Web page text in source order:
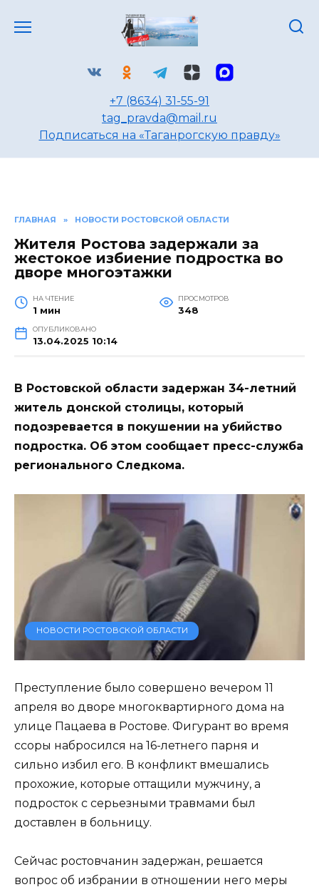
+7 (8634) 31-55-91
tag_pravda@mail.ru
Подписаться на «Таганрогскую правду»
ГЛАВНАЯ » НОВОСТИ РОСТОВСКОЙ ОБЛАСТИ
Жителя Ростова задержали за
жестокое избиение подростка во
дворе многоэтажки
НА ЧТЕНИЕ
1 мин
ПРОСМОТРОВ
348
ОПУБЛИКОВАНО
13.04.2025 10:14
В Ростовской области задержан 34-летний
житель донской столицы, который
подозревается в покушении на убийство
подростка. Об этом сообщает пресс-служба
регионального Следкома.
НОВОСТИ РОСТОВСКОЙ ОБЛАСТИ
Преступление было совершено вечером 11
апреля во дворе многоквартирного дома на
улице Пацаева в Ростове. Фигурант во время
ссоры набросился на 16-летнего парня и
сильно избил его. В конфликт вмешались
прохожие, которые оттащили мужчину, а
подросток с серьезными травмами был
доставлен в больницу.
Сейчас ростовчанин задержан, решается
вопрос об избрании в отношении него меры